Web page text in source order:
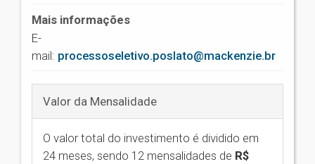
Mais informações
E-
mail: processoseletivo.poslato@mackenzie.br
Valor da Mensalidade
O valor total do investimento é dividido em
24 meses, sendo 12 mensalidades de R$